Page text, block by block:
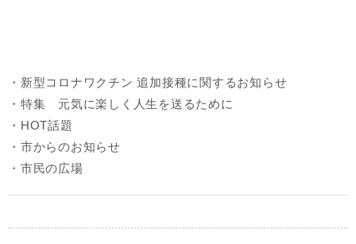
・新型コロナワクチン 追加接種に関するお知らせ
・特集 元気に楽しく人生を送るために
・HOT話題
・市からのお知らせ
・市民の広場